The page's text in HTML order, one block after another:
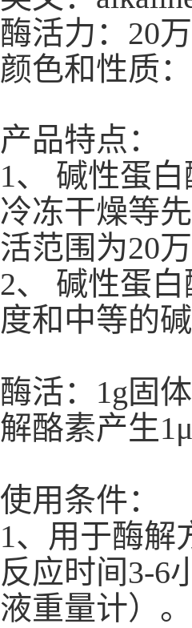
酶活力：20
颜色和性质
产品特点：
1、 碱性蛋
冷冻干燥等
活范围为20
2、 碱性蛋
度和中等的
酶活：1g固
解酪素产生
使用条件：
1、用于酶解
反应时间3-6
液重量计）。